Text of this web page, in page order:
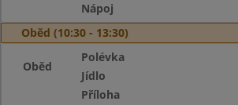
Nápoj
Oběd (10:30 - 13:30)
Oběd
Polévka
Jídlo
Příloha